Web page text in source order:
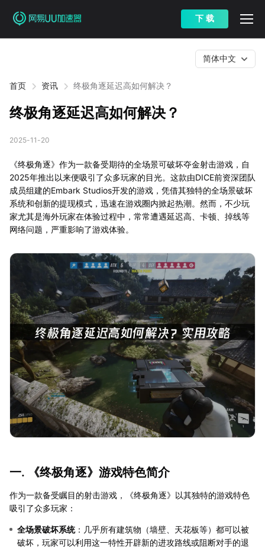
下 载
首页 资讯 终极角逐延迟高如何解决？
简体中文
终极角逐延迟高如何解决？
2025-11-20
《终极角逐》作为一款备受期待的全场景可破坏夺金射击游戏，自
2025年推出以来便吸引了众多玩家的目光。这款由DICE前资深团队
成员组建的Embark Studios开发的游戏，凭借其独特的全场景破坏
系统和创新的提现模式，迅速在游戏圈内掀起热潮。然而，不少玩
家尤其是海外玩家在体验过程中，常常遭遇延迟高、卡顿、掉线等
网络问题，严重影响了游戏体验。
一. 《终极角逐》游戏特色简介
作为一款备受瞩目的射击游戏，《终极角逐》以其独特的游戏特色
吸引了众多玩家：
全场景破坏系统：几乎所有建筑物（墙壁、天花板等）都可以被
破坏，玩家可以利用这一特性开辟新的进攻路线或阻断对手的退